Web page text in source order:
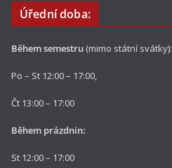
Úřední doba:
Během semestru (mimo státní svátky):
Po – St 12:00 – 17:00,
Čt 13:00 – 17:00
Během prázdnin:
St 12:00 – 17:00